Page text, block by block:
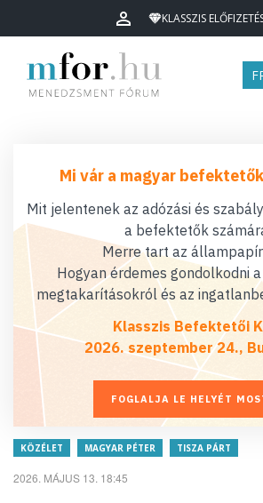
KLASSZIS
Mi vár a magyar
Mit jelentenek az adózási és
a befektetők
Merre tart az
Hogyan érdemes gondolkodni
megtakarításokról és az
Klasszis Befektetői
2026. szeptember 24.,
FOGLALJA LE HELYÉT
KÖZÉLET MAGYAR PÉTER TISZA PÁRT
2026. MÁJUS 13. 18:45